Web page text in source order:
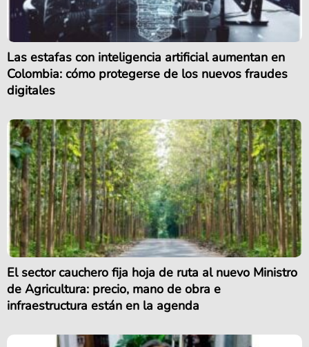
Las estafas con inteligencia artificial aumentan en
Colombia: cómo protegerse de los nuevos fraudes
digitales
El sector cauchero fija hoja de ruta al nuevo Ministro
de Agricultura: precio, mano de obra e
infraestructura están en la agenda